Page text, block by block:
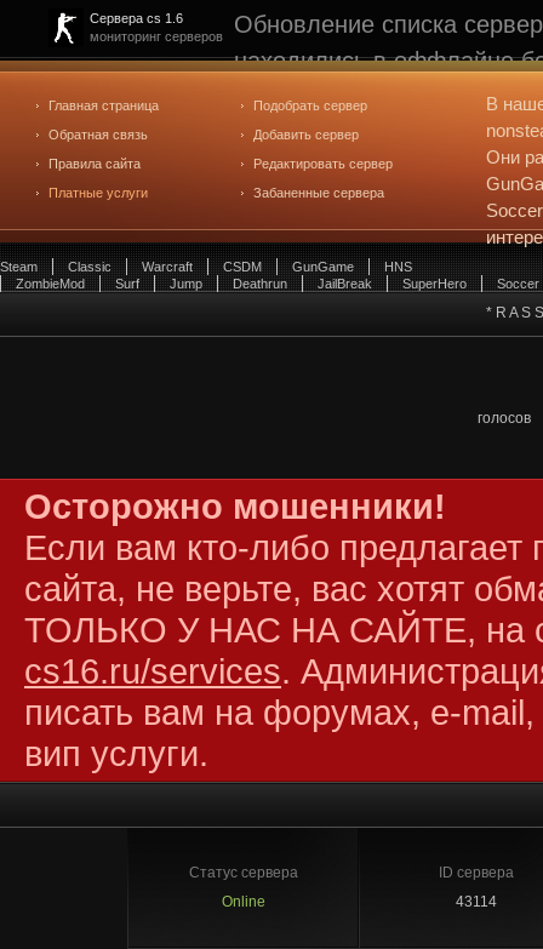
Сервера cs 1.6
мониторинг серверов
Обновление списка
находились в оффлайне
рейтинге не участвуют.
редактирования
.
Главная страница
Обратная связь
Правила сайта
Платные услуги
Подобрать сервер
Добавить сервер
Редактировать сервер
Забаненные сервера
В
Они
Steam Classic Warcraft CSDM GunGame
HNS
ZombieMod
Surf Jump Deathrun JailBreak SuperHero Soccer
* R A S
голосов
Осторожно мошенники!
Если вам кто-либо
сайта, не верьте, вас хотят
ТОЛЬКО У НАС НА САЙТЕ, на
cs16.ru/services.
писать вам на форумах, e-mail,
вип услуги.
Статус сервера
Online
ID сервера
43114